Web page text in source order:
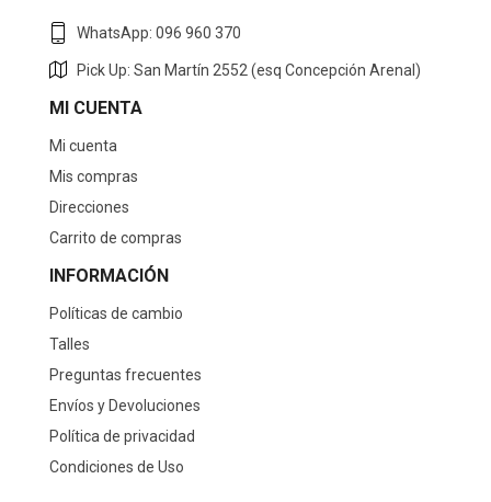
WhatsApp: 096 960 370
Pick Up: San Martín 2552 (esq Concepción Arenal)
MI CUENTA
Mi cuenta
Mis compras
Direcciones
Carrito de compras
INFORMACIÓN
Políticas de cambio
Talles
Preguntas frecuentes
Envíos y Devoluciones
Política de privacidad
Condiciones de Uso